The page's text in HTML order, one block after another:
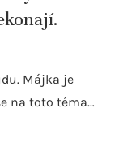
Májka je
na toto téma…